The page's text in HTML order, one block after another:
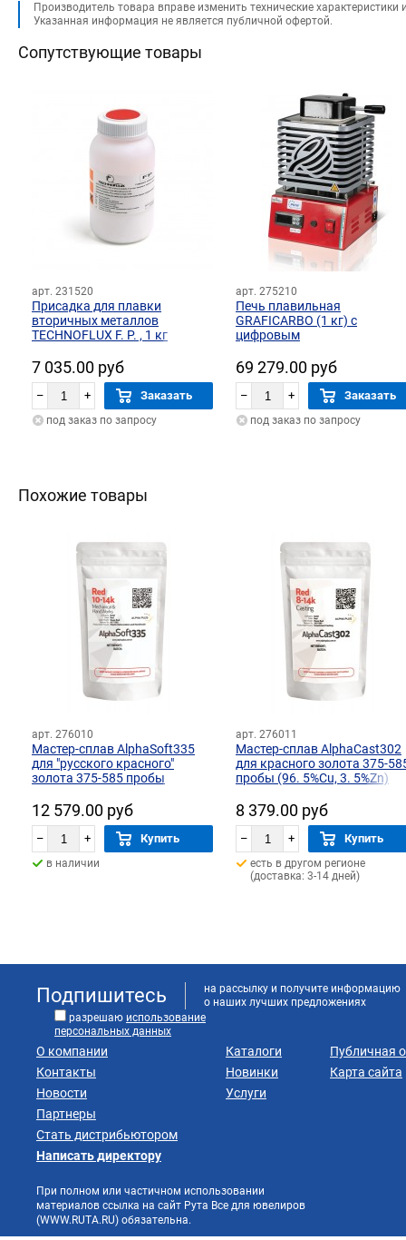
Производитель товара вправе изменить технические
Указанная информация не является публичной офертой.
Сопутствующие товары
арт. 231520
Присадка для плавки
вторичных металлов
TECHNOFLUX F. P. , 1 кг
7 035.00 руб
– + Заказать
под заказ по запросу
арт. 275210
Печь плавильная
GRAFICARBO (1 кг) с
цифровым
69 279.00 руб
– + Заказать
под заказ по запросу
Похожие товары
арт. 276010
Мастер-сплав AlphaSoft335
для "русского красного"
золота 375-585 пробы
12 579.00 руб
– + Купить
в наличии
арт. 276011
Мастер-сплав AlphaCast302
для красного золота 375-
пробы (96. 5%Cu, 3. 5%Zn)
8 379.00 руб
– + Купить
есть в другом регионе
(доставка: 3-14 дней)
Подпишитесь
на рассылку и получите информацию
о наших лучших предложениях
разрешаю использование
персональных данных
О компании
Контакты
Новости
Партнеры
Стать дистрибьютором
Каталоги
Новинки
Услуги
Публичная
Карта сайта
Написать директору
При полном или частичном использовании
материалов ссылка на сайт Рута Все для ювелиров
(WWW.RUTA.RU) обязательна.